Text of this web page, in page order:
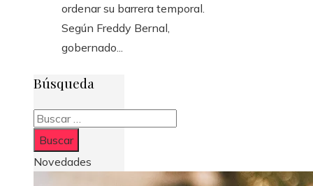
ordenar su barrera temporal.
Según Freddy Bernal,
gobernado...
Búsqueda
Buscar:
Novedades